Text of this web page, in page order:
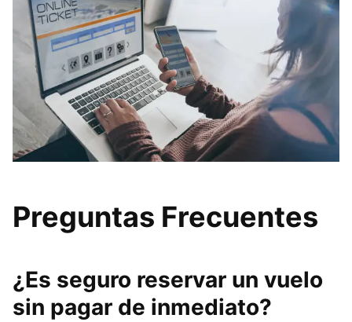
Preguntas Frecuentes
¿Es seguro reservar un vuelo
sin pagar de inmediato?